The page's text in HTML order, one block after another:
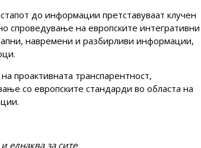
до информации претставуваат клучен
спроведување на европските интегративни
навремени и разбирливи информации,
проактивната транспарентност,
со европските стандарди во областа на
еднаква за сите